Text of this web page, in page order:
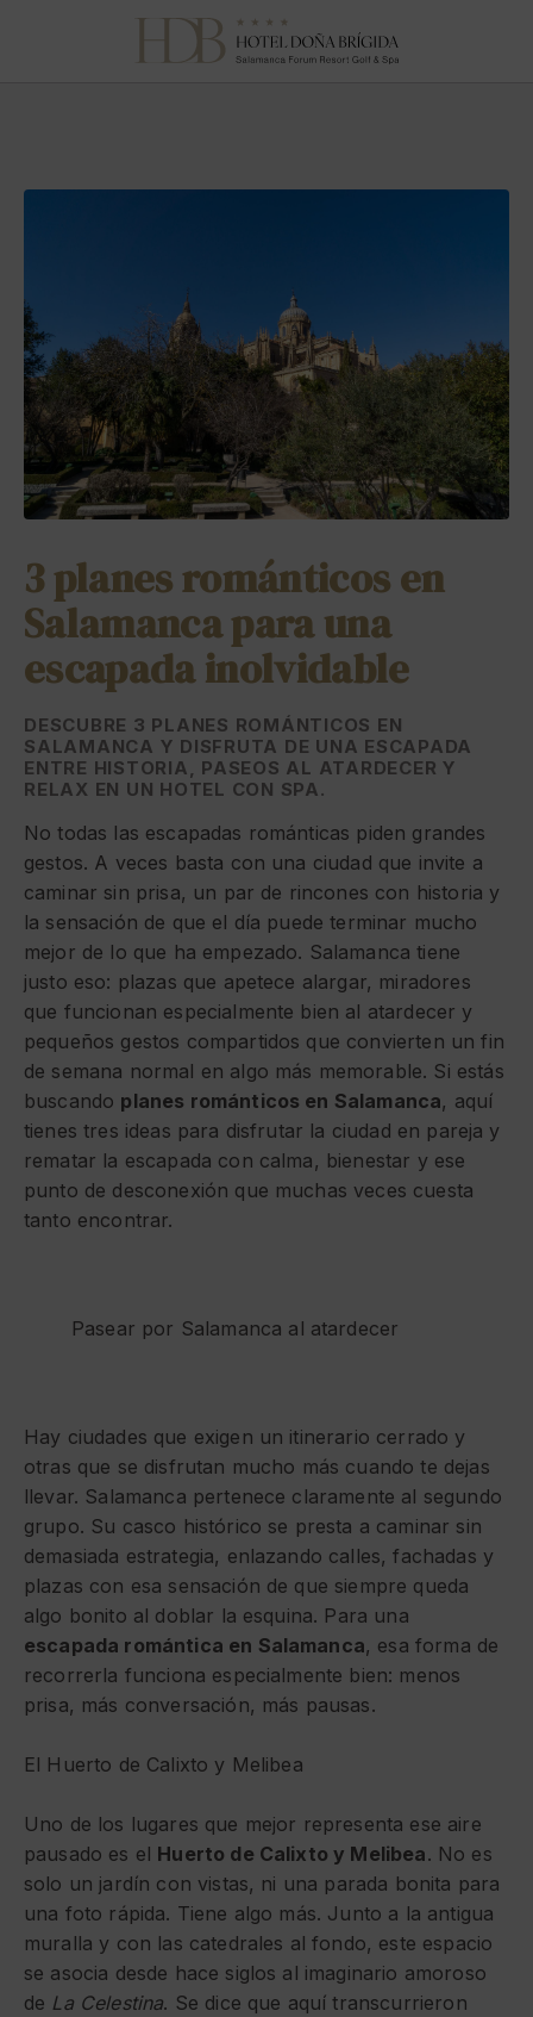
3 planes románticos en
Salamanca para una
escapada inolvidable
DESCUBRE 3 PLANES ROMÁNTICOS EN
SALAMANCA Y DISFRUTA DE UNA ESCAPADA
ENTRE HISTORIA, PASEOS AL ATARDECER Y
RELAX EN UN HOTEL CON SPA.
No todas las escapadas románticas piden grandes
gestos. A veces basta con una ciudad que invite a
caminar sin prisa, un par de rincones con historia y
la sensación de que el día puede terminar mucho
mejor de lo que ha empezado. Salamanca tiene
justo eso: plazas que apetece alargar, miradores
que funcionan especialmente bien al atardecer y
pequeños gestos compartidos que convierten un fin
de semana normal en algo más memorable. Si estás
buscando planes románticos en Salamanca, aquí
tienes tres ideas para disfrutar la ciudad en pareja y
rematar la escapada con calma, bienestar y ese
punto de desconexión que muchas veces cuesta
tanto encontrar.
Pasear por Salamanca al atardecer
Hay ciudades que exigen un itinerario cerrado y
otras que se disfrutan mucho más cuando te dejas
llevar. Salamanca pertenece claramente al segundo
grupo. Su casco histórico se presta a caminar sin
demasiada estrategia, enlazando calles, fachadas y
plazas con esa sensación de que siempre queda
algo bonito al doblar la esquina. Para una
escapada romántica en Salamanca, esa forma de
recorrerla funciona especialmente bien: menos
prisa, más conversación, más pausas.
El Huerto de Calixto y Melibea
Uno de los lugares que mejor representa ese aire
pausado es el Huerto de Calixto y Melibea. No es
solo un jardín con vistas, ni una parada bonita para
una foto rápida. Tiene algo más. Junto a la antigua
muralla y con las catedrales al fondo, este espacio
se asocia desde hace siglos al imaginario amoroso
de La Celestina. Se dice que aquí transcurrieron